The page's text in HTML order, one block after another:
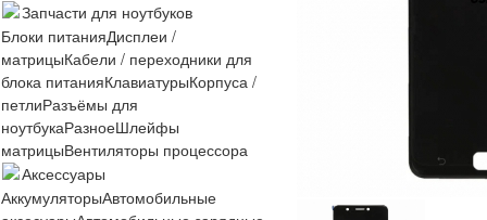
Запчасти для ноутбуков
Блоки питанияДисплеи /
матрицыКабели / переходники для
блока питанияКлавиатурыКорпуса /
петлиРазъёмы для
ноутбукаРазноеШлейфы
матрицыВентиляторы процессора
Аксессуары
АккумуляторыАвтомобильные